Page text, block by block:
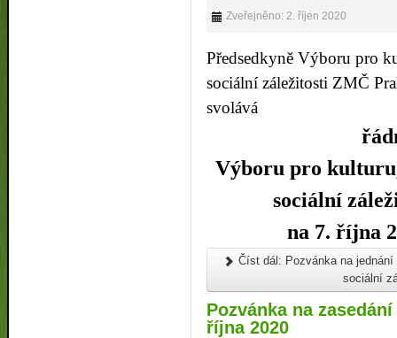
Zveřejněno: 2. říjen 2020
Předsedkyně Výboru pro
sociální záležitosti ZMČ
svolává
Výboru pro
sociální
na 7. října
Číst dál: Pozvánka na
sociální
Pozvánka na
října 2020